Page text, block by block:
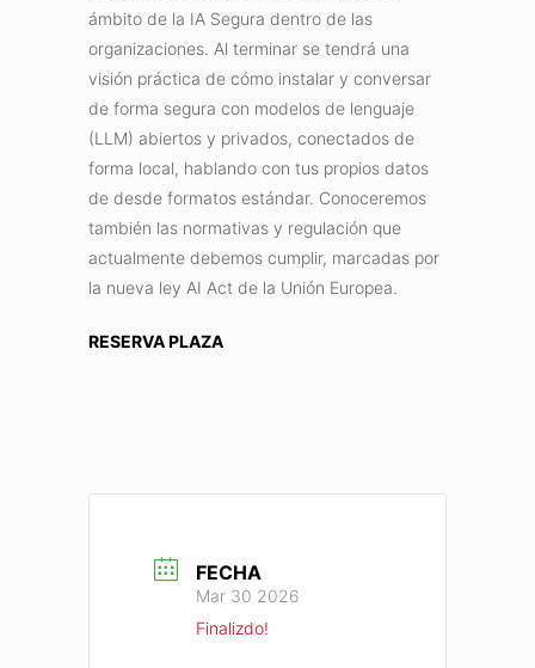
ámbito de la IA Segura dentro de las
organizaciones. Al terminar se tendrá una
visión práctica de cómo instalar y conversar
de forma segura con modelos de lenguaje
(LLM) abiertos y privados, conectados de
forma local, hablando con tus propios datos
de desde formatos estándar. Conoceremos
también las normativas y regulación que
actualmente debemos cumplir, marcadas por
la nueva ley AI Act de la Unión Europea.
RESERVA PLAZA
FECHA
Mar 30 2026
Finalizdo!